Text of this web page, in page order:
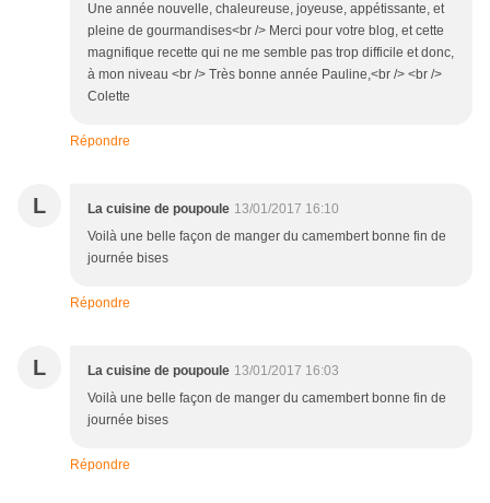
Une année nouvelle, chaleureuse, joyeuse, appétissante, et
pleine de gourmandises<br /> Merci pour votre blog, et cette
magnifique recette qui ne me semble pas trop difficile et donc,
à mon niveau <br /> Très bonne année Pauline,<br /> <br />
Colette
Répondre
L La cuisine de poupoule 13/01/2017 16:10
Voilà une belle façon de manger du camembert bonne fin de
journée bises
Répondre
L La cuisine de poupoule 13/01/2017 16:03
Voilà une belle façon de manger du camembert bonne fin de
journée bises
Répondre